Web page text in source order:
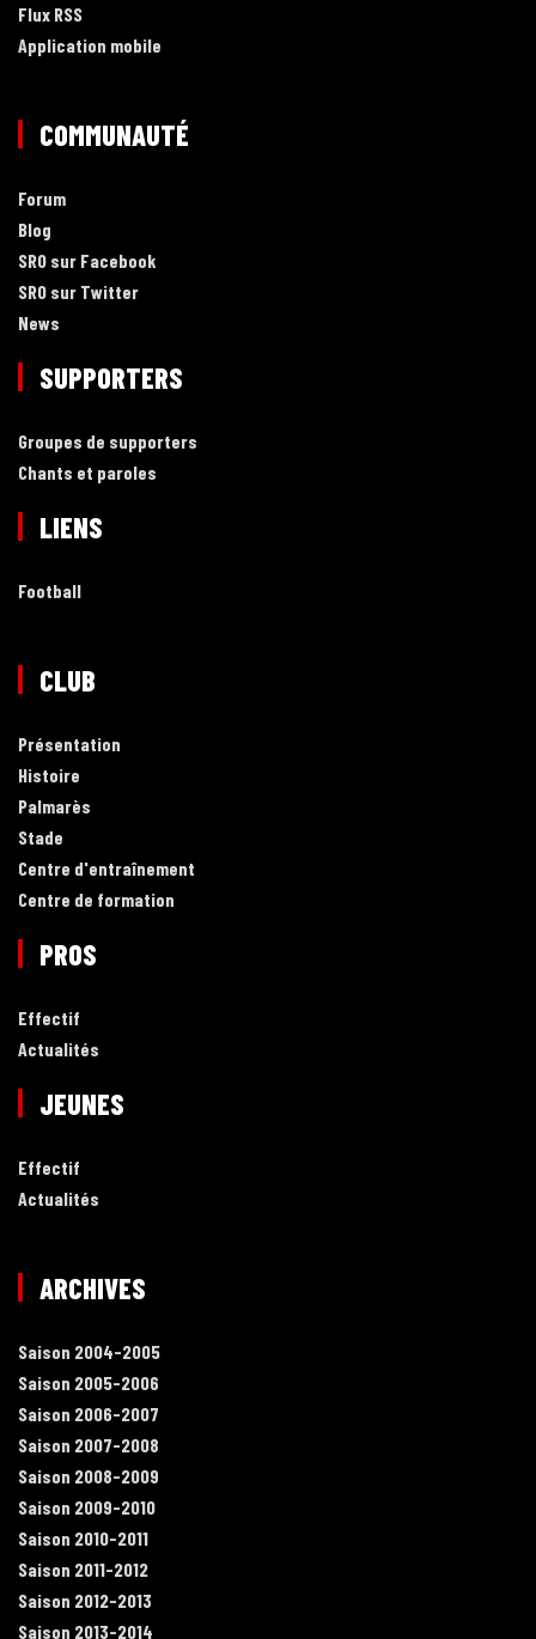
Flux RSS
Application mobile
COMMUNAUTÉ
Forum
Blog
SRO sur Facebook
SRO sur Twitter
News
SUPPORTERS
Groupes de supporters
Chants et paroles
LIENS
Football
CLUB
Présentation
Histoire
Palmarès
Stade
Centre d'entraînement
Centre de formation
PROS
Effectif
Actualités
JEUNES
Effectif
Actualités
ARCHIVES
Saison 2004-2005
Saison 2005-2006
Saison 2006-2007
Saison 2007-2008
Saison 2008-2009
Saison 2009-2010
Saison 2010-2011
Saison 2011-2012
Saison 2012-2013
Saison 2013-2014